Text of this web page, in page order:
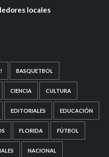
locales
BASQUETBOL
CIENCIA CULTURA
EDITORIALES EDUCACIÓN
FLORIDA FÚTBOL
NACIONAL